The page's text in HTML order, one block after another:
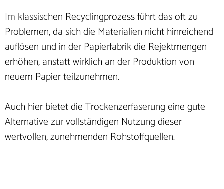
Im klassischen Recyclingprozess führt das oft zu
Problemen, da sich die Materialien nicht hinreichend
auflösen und in der Papierfabrik die Rejektmengen
erhöhen, anstatt wirklich an der Produktion von
neuem Papier teilzunehmen.
Auch hier bietet die Trockenzerfaserung eine gute
Alternative zur vollständigen Nutzung dieser
wertvollen, zunehmenden Rohstoffquellen.